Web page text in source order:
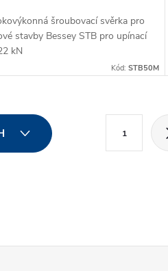
šroubovací svěrka pro
stavby Bessey STB pro upínací
kN
Kód: STB50M
1